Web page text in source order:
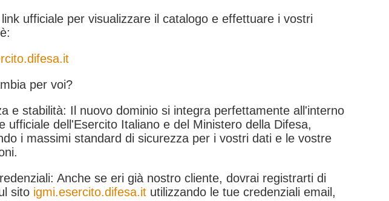
ufficiale per visualizzare il catalogo e effettuare i vostri
per voi?
e stabilità: Il nuovo dominio si integra perfettamente all'interno
ufficiale dell'Esercito Italiano e del Ministero della Difesa,
i massimi standard di sicurezza per i vostri dati e le vostre
Anche se eri già nostro cliente, dovrai registrarti di
sito igmi.esercito.difesa.it utilizzando le tue credenziali email,